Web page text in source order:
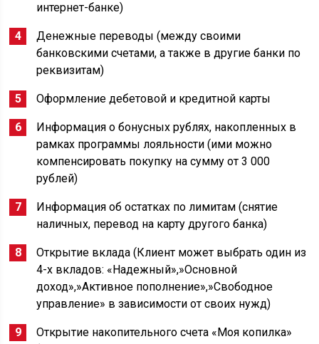
интернет-банке)
Денежные переводы (между своими
банковскими счетами, а также в другие банки по
реквизитам)
Оформление дебетовой и кредитной карты
Информация о бонусных рублях, накопленных в
рамках программы лояльности (ими можно
компенсировать покупку на сумму от 3 000
рублей)
Информация об остатках по лимитам (снятие
наличных, перевод на карту другого банка)
Открытие вклада (Клиент может выбрать один из
4-х вкладов: «Надежный»,»Основной
доход»,»Активное пополнение»,»Свободное
управление» в зависимости от своих нужд)
Открытие накопительного счета «Моя копилка»